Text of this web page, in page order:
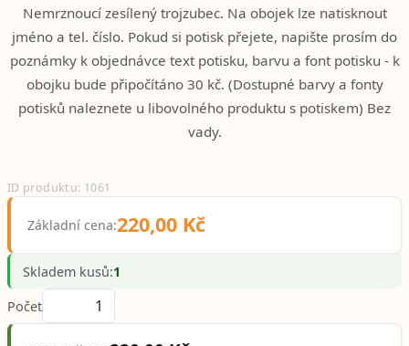
Nemrznoucí zesílený trojzubec. Na obojek lze natisknout
jméno a tel. číslo. Pokud si potisk přejete, napište prosím do
poznámky k objednávce text potisku, barvu a font potisku - k
obojku bude připočítáno 30 kč. (Dostupné barvy a fonty
potisků naleznete u libovolného produktu s potiskem) Bez
vady.
ID produktu: 1061
Základní cena:220,00 Kč
Skladem kusů:1
Počet